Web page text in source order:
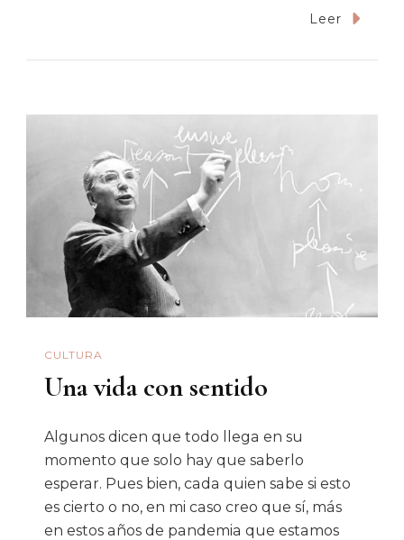
Leer
CULTURA
Una vida con sentido
Algunos dicen que todo llega en su
momento que solo hay que saberlo
esperar. Pues bien, cada quien sabe si esto
es cierto o no, en mi caso creo que sí, más
en estos años de pandemia que estamos